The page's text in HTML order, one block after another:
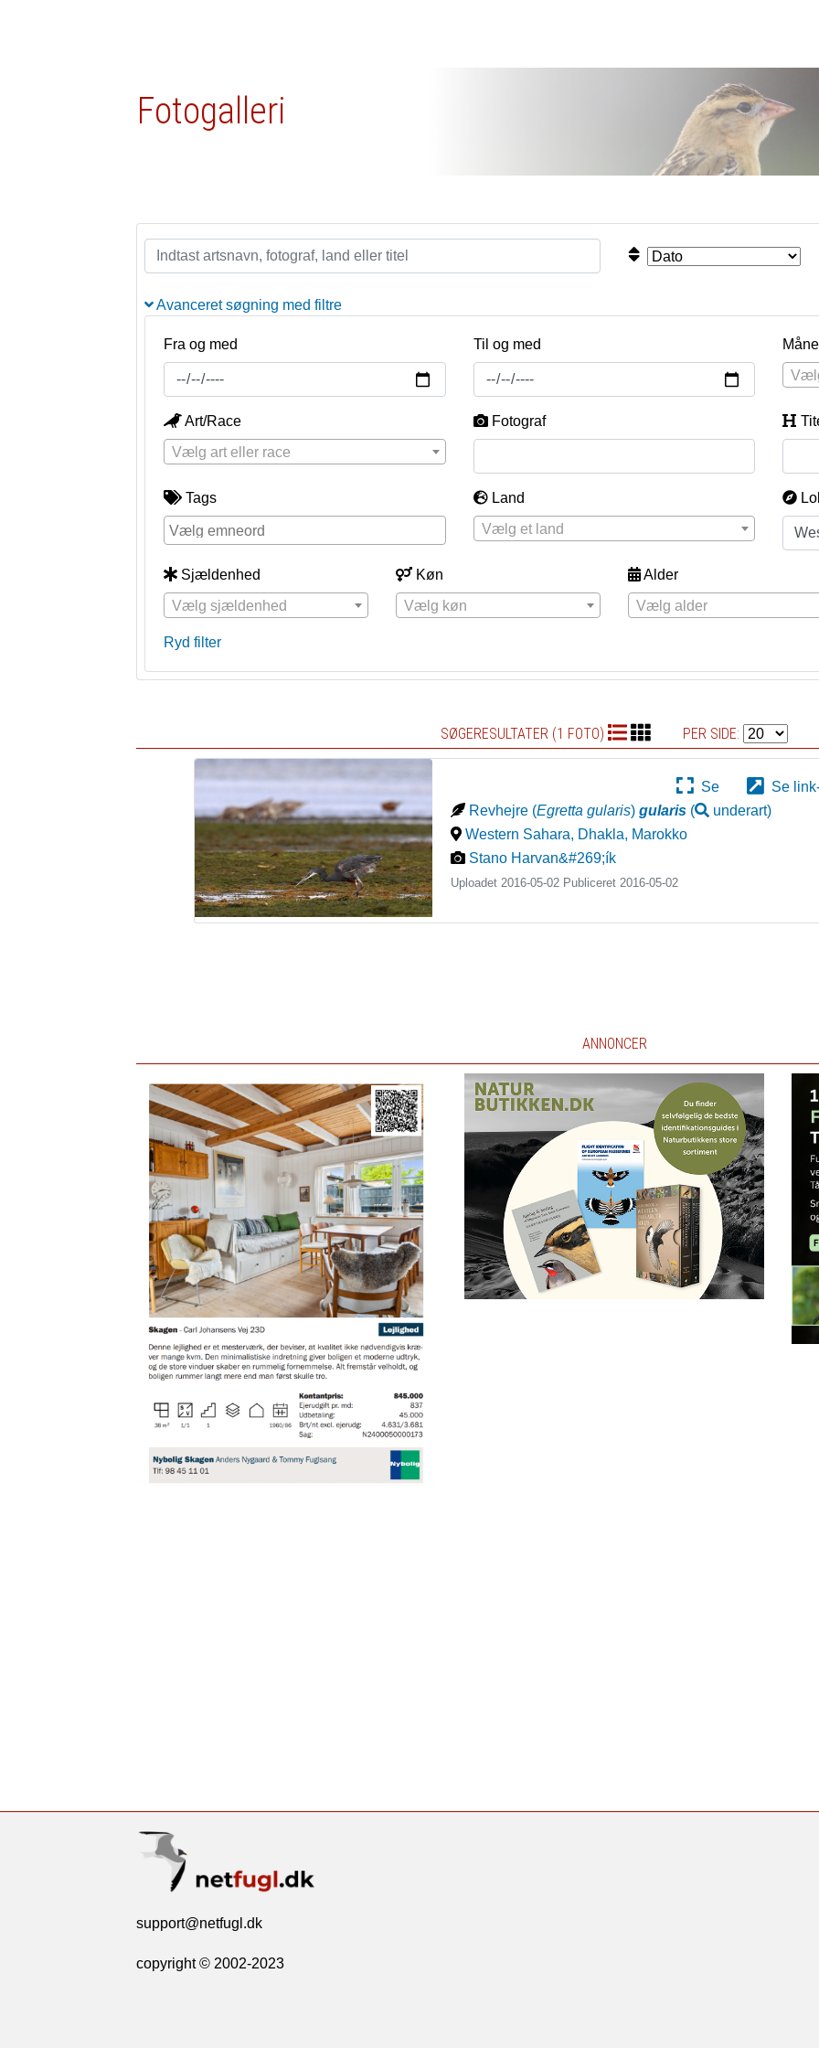
Fotogalleri
Avanceret søgning med filtre
Fra og med Til og med
Art/Race
Vælg art eller race
Fotograf
Tags
Land
Vælg et land
Sjældenhed
Vælg sjældenhed
Køn
Vælg køn
Alder
Vælg alder
Ryd filter
SØGERESULTATER (1 FOTO) PER SIDE:
Se
Se
Revhejre (Egretta gularis)gularis ( underart)
Western Sahara, Dhakla, Marokko
Stano Harvan&#269;ík
Uploadet 2016-05-02 Publiceret2016-05-02
ANNONCER
support@netfugl.dk
copyright © 2002-2023